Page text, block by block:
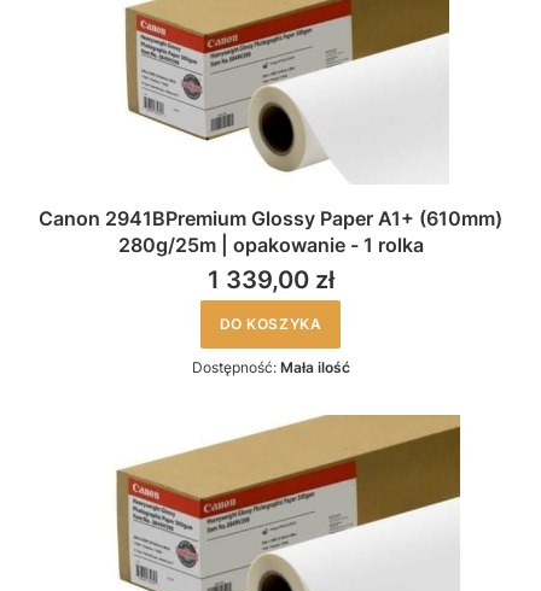
Canon 2941BPremium Glossy Paper A1+ (610mm)
280g/25m | opakowanie - 1 rolka
1 339,00 zł
DO KOSZYKA
Dostępność: Mała ilość